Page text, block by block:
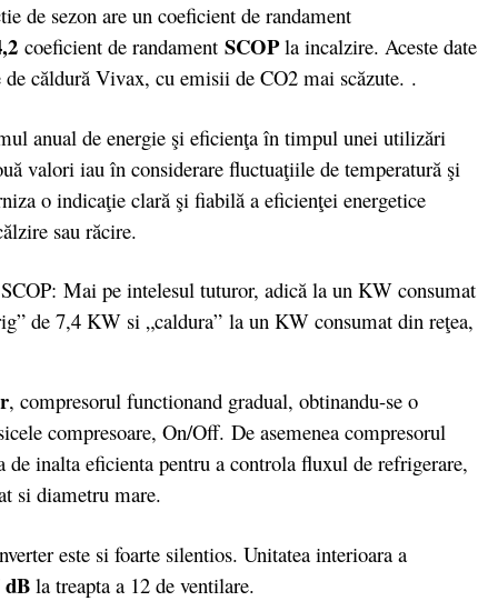
de sezon are un coeficient de randament
coeficient de randament SCOPla incalzire. Aceste date
căldură Vivax, cu emisii de CO2 mai scăzute. .
anual de energie şi eficienţa în timpul unei utilizări
valori iau în considerare fluctuaţiile de temperatură şi
o indicaţie clară şi fiabilă a eficienţei energetice
sau răcire.
Mai pe intelesul tuturor, adică la un KW consumat
de 7,4 KW si „caldura” la un KW consumat din reţea,
, compresorul functionand gradual, obtinandu-se o
compresoare, On/Off. De asemenea compresorul
de inalta eficienta pentru a controla fluxul de refrigerare,
si diametru mare.
este si foarte silentios. Unitatea interioara a
dBla treapta a 12 de ventilare.